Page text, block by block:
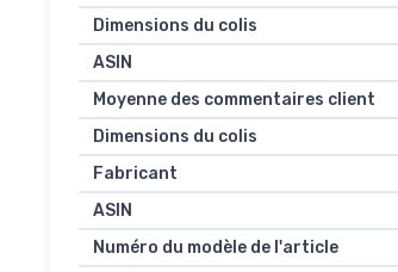
Dimensions du colis
ASIN
Moyenne des commentaires client
Dimensions du colis
Fabricant
ASIN
Numéro du modèle de l'article